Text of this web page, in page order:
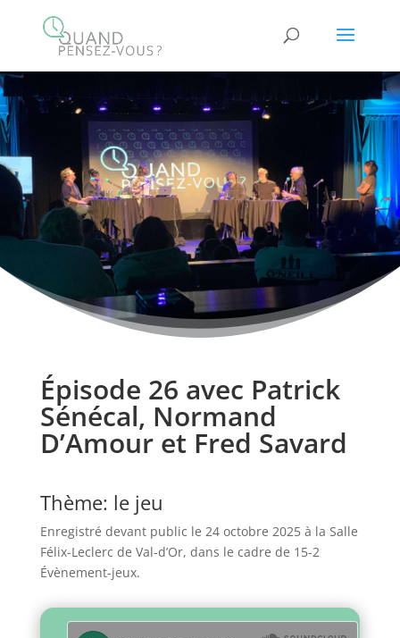
Épisode 26 avec Patrick
Sénécal, Normand
D’Amour et Fred Savard
Thème: le jeu
Enregistré devant public le 24 octobre 2025 à la Salle
Félix-Leclerc de Val-d’Or, dans le cadre de 15-2
Évènement-jeux.